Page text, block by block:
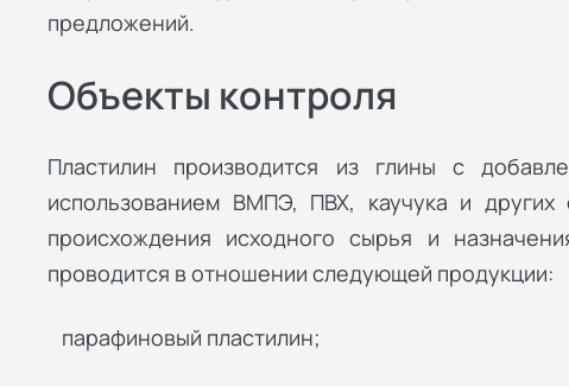
предложений.
Объекты контроля
Пластилин производится из глины с
использованием ВМПЭ, ПВХ, каучука и
происхождения исходного сырья и
проводится в отношении следующей продукции:
парафиновый пластилин;